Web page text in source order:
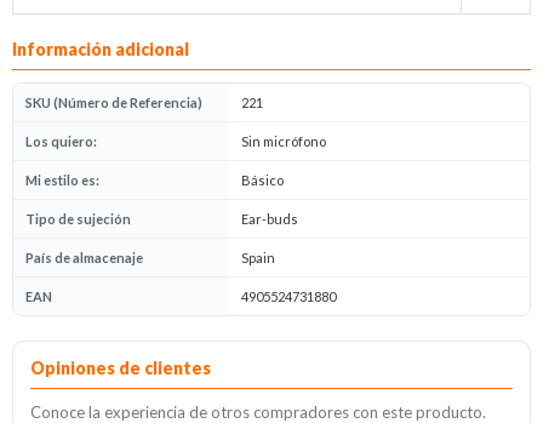
Información adicional
SKU (Número de Referencia) 221
Los quiero: Sin micrófono
Mi estilo es: Básico
Tipo de sujeción Ear-buds
País de almacenaje Spain
EAN 4905524731880
Opiniones
Opiniones de clientes
Conoce la experiencia de otros compradores con este producto.